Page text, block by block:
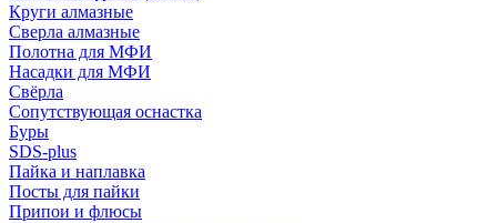
Круги алмазные
Сверла алмазные
Полотна для МФИ
Насадки для МФИ
Свёрла
Сопутствующая оснастка
Буры
SDS-plus
Пайка и наплавка
Посты для пайки
Припои и флюсы